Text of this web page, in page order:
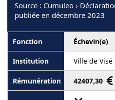
Source : Cumuleo ›
publiée en décembre 2023
Échevin(e)
Ville de Visé
42407,30